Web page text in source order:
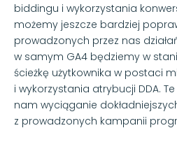
biddingu i wykorzystania
możemy jeszcze bardziej
prowadzonych przez nas
w samym GA4 będziemy w
ścieżkę użytkownika w postaci
i wykorzystania atrybucji DDA.
nam wyciąganie
z prowadzonych kampanii